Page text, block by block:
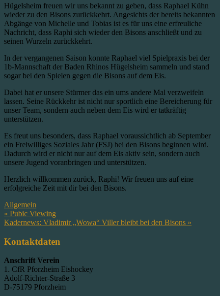
Hügelsheim freuen wir uns bekannt zu geben, dass Raphael Kühn
wieder zu den Bisons zurückkehrt. Angesichts der bereits bekannten
Abgänge von Michelle und Tobias ist es für uns eine erfreuliche
Nachricht, dass Raphi sich wieder den Bisons anschließt und zu
seinen Wurzeln zurückkehrt.
In der vergangenen Saison konnte Raphael viel Spielpraxis bei der
1b-Mannschaft der Baden Rhinos Hügelsheim sammeln und stand
sogar bei den Spielen gegen die Bisons auf dem Eis.
Dabei hat er unsere Stürmer das ein ums andere Mal verzweifeln
lassen. Seine Rückkehr ist nicht nur sportlich eine Bereicherung für
unser Team, sondern auch neben dem Eis wird er tatkräftig
unterstützen.
Es freut uns besonders, dass Raphael voraussichtlich ab September
ein Freiwilliges Soziales Jahr (FSJ) bei den Bisons beginnen wird.
Dadurch wird er nicht nur auf dem Eis aktiv sein, sondern auch
unsere Jugend voranbringen und unterstützen.
Herzlich willkommen zurück, Raphi! Wir freuen uns auf eine
erfolgreiche Zeit mit dir bei den Bisons.
Allgemein
Beitragsnavigation
« Pubic Viewing
Kadernews: Vladimir „Wowa“ Viller bleibt bei den Bisons »
Kontaktdaten
Anschrift Verein
1. CfR Pforzheim Eishockey
Adolf-Richter-Straße 3
D-75179 Pforzheim